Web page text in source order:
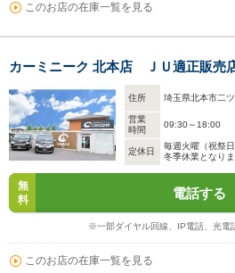
このお店の在庫一覧を見る
カーミニーク 北本店 ＪＵ適正販売
住所 埼玉県北本市二
営業
時間
09:30～18:00
定休日
毎週火曜（祝祭
冬季休業となりま
無
料
電話する
※一部ダイヤル回線、IP電話、光電
このお店の在庫一覧を見る